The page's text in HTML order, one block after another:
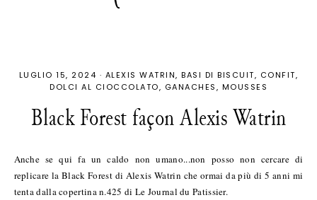
LUGLIO 15, 2024 · ALEXIS WATRIN BASI DI BISCUIT
CONFIT
DOLCI AL CIOCCOLATO
GANACHES MOUSSES
Black Forest façon Alexis Watrin
Anche se qui fa un caldo non umano...non posso non cercare di
replicare la Black Forest di Alexis Watrin che ormai da più di 5 anni mi
tenta dalla copertina n.425 di Le Journal du Patissier.